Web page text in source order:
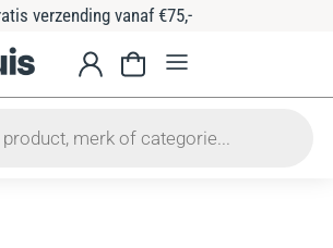
verzending vanaf €75,-